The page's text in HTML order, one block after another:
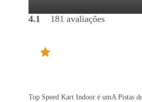
4.1 181 avaliações
Top Speed Kart Indoor é umA Pistas